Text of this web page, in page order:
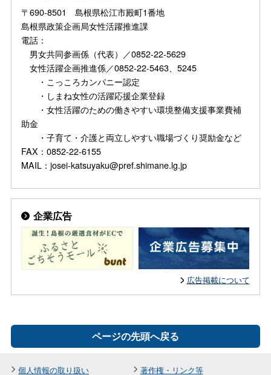
〒690-8501 島根県松江市殿町1番地
島根県政策企画局女性活躍推進課
電話：
男女共同参画係（代表）／0852-22-5629
女性活躍企画推進係／0852-22-5463、5245
・こっころカンパニー認定
・しまね女性の活躍応援企業登録
・女性活躍のための働きやすい環境整備支援事業費補
助金
・子育て・介護と両立しやすい職場づくり奨励金など
FAX：0852-22-6155
MAIL：josei-katsuyaku@pref.shimane.lg.jp
企業広告
広告掲載について
ページの先頭へ戻る
個人情報の取り扱い 著作権・リンク等